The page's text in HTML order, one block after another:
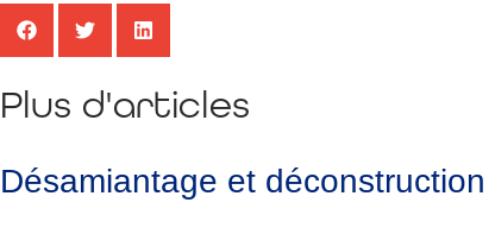
Plus d'articles
Désamiantage et